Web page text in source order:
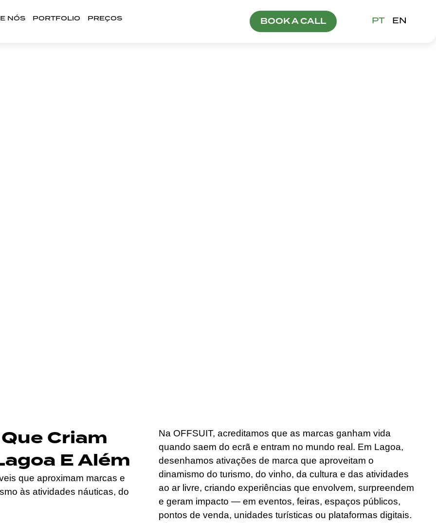
NÓS PORTFOLIO PREÇOS BOOK A CALL PT EN
Criam
E Além
que aproximam marcas e
às atividades náuticas, do
Na OFFSUIT, acreditamos que as marcas ganham vida
quando saem do ecrã e entram no mundo real. Em Lagoa,
desenhamos ativações de marca que aproveitam o
dinamismo do turismo, do vinho, da cultura e das atividades
ao ar livre, criando experiências que envolvem, surpreendem
e geram impacto — em eventos, feiras, espaços públicos,
pontos de venda, unidades turísticas ou plataformas digitais.